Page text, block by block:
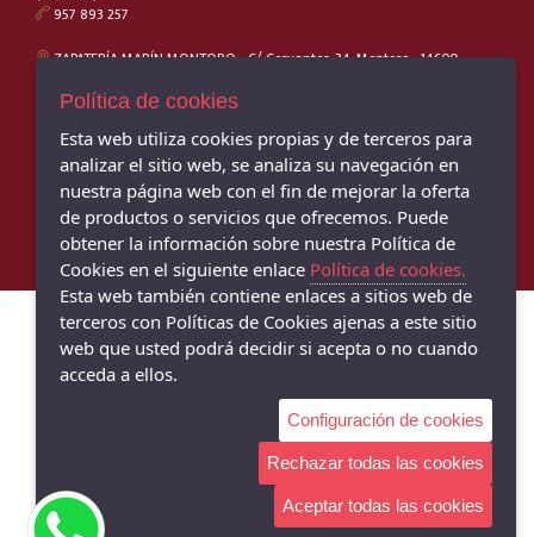
44.5
45
45.5
46
Talla única
CARMELA
SNIPE
MARTINELLI
XTI
PEPE JEANS
PLAKTON
SKECHERS
CHIRUCA
VULPEQUES
957 893 257
ZAPATERÍA MARÍN MONTORO - C/ Cervantes, 34, Montoro - 14600
957 160 453
ZAPATERÍA MARÍN BUJALANCE - C/ García Lorca, 14, Bujalance - 14650
(Córdoba)
957 170 229
Política de cookies
Esta web utiliza cookies propias y de terceros para
analizar el sitio web, se analiza su navegación en
nuestra página web con el fin de mejorar la oferta
de productos o servicios que ofrecemos. Puede
obtener la información sobre nuestra Política de
Cookies en el siguiente enlace Política de cookies.
Esta web también contiene enlaces a sitios web de
terceros con Políticas de Cookies ajenas a este sitio
web que usted podrá decidir si acepta o no cuando
acceda a ellos.
Configuración de cookies
Rechazar todas las cookies
Aceptar todas las cookies